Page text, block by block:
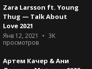
Zara Larsson ft. Young
Thug — Talk About
Love 2021
Янв 12, 2021
3K
просмотров
Артем Качер & Ани